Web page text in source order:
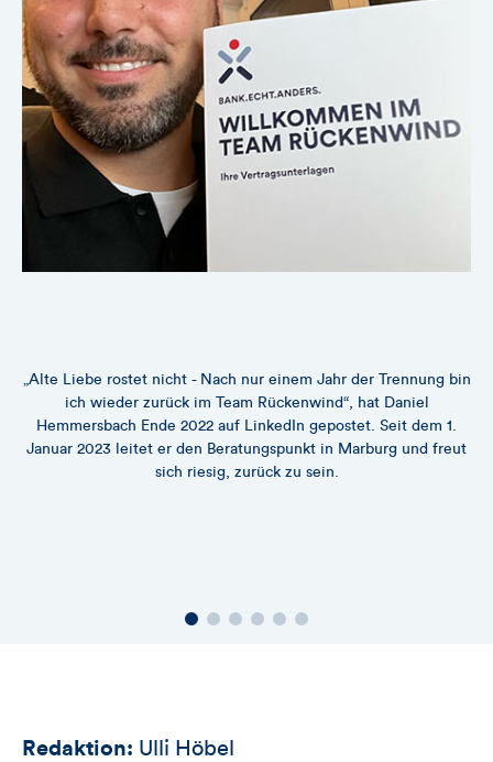
„Alte Liebe rostet nicht - Nach nur einem Jahr der Trennung bin
ich wieder zurück im Team Rückenwind“, hat Daniel
Hemmersbach Ende 2022 auf LinkedIn gepostet. Seit dem 1.
Januar 2023 leitet er den Beratungspunkt in Marburg und freut
sich riesig, zurück zu sein.
Redaktion: Ulli Höbel